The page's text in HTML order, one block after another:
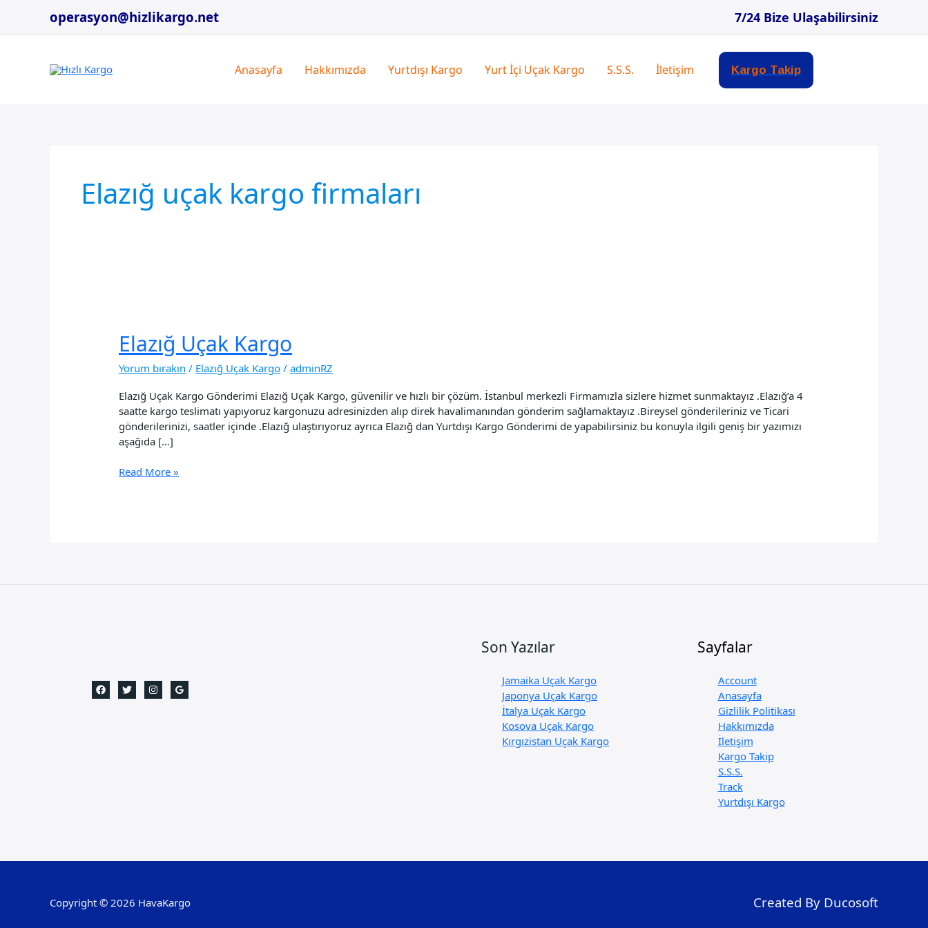
operasyon@hizlikargo.net 7/24 Bize Ulaşabilirsiniz
Anasayfa Hakkımızda Yurtdışı Kargo Yurt İçi Uçak Kargo S.S.S. İletişim Kargo Takip
Elazığ uçak kargo firmaları
Elazığ Uçak Kargo
Yorum bırakın / Elazığ Uçak Kargo /adminRZ
Elazığ Uçak Kargo Gönderimi Elazığ Uçak Kargo, güvenilir ve hızlı bir çözüm. İstanbul merkezli Firmamızla sizlere hizmet sunmaktayız .Elazığ’a 4
saatte kargo teslimatı yapıyoruz kargonuzu adresinizden alıp direk havalimanından gönderim sağlamaktayız .Bireysel gönderileriniz ve Ticari
gönderilerinizi, saatler içinde .Elazığ ulaştırıyoruz ayrıca Elazığ dan Yurtdışı Kargo Gönderimi de yapabilirsiniz bu konuyla ilgili geniş bir yazımızı
aşağıda […]
Elazığ
Read More »
Son Yazılar
Jamaika Uçak Kargo
Japonya Uçak Kargo
İtalya Uçak Kargo
Kosova Uçak Kargo
Kırgızistan Uçak Kargo
Sayfalar
Account
Anasayfa
Gizlilik Politikası
Hakkımızda
İletişim
Kargo Takip
S.S.S.
Track
Yurtdışı Kargo
Copyright © 2026 HavaKargo Created By Ducosoft